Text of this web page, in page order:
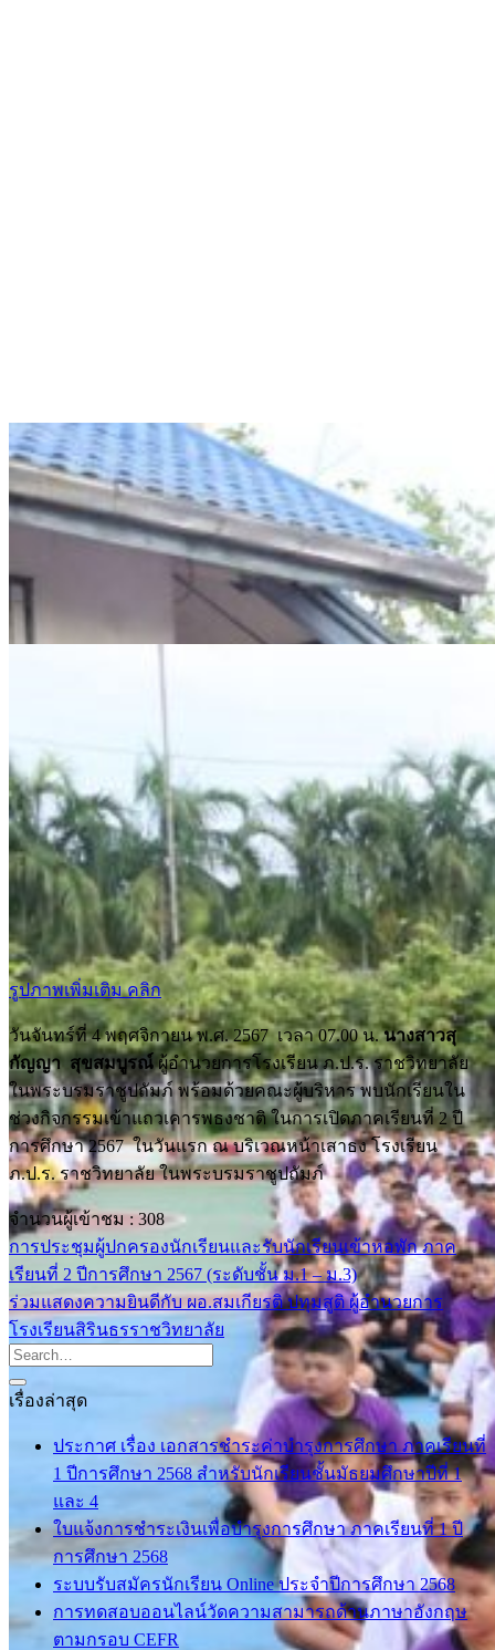
รูปภาพเพิ่มเติม คลิก
วันจันทร์ที่ 4 พฤศจิกายน พ.ศ. 2567 เวลา 07.00 น.นางสาวสุ
กัญญา สุขสมบูรณ์ผู้อำนวยการโรงเรียน ภ.ป.ร. ราชวิทยาลัย
ในพระบรมราชูปถัมภ์ พร้อมด้วยคณะผู้บริหาร พบนักเรียนใน
ช่วงกิจกรรมเข้าแถวเคารพธงชาติ ในการเปิดภาคเรียนที่ 2 ปี
การศึกษา 2567 ในวันแรก ณ บริเวณหน้าเสาธง โรงเรียน
ภ.ป.ร. ราชวิทยาลัย ในพระบรมราชูปถัมภ์
จำนวนผู้เข้าชม :308
การประชุมผู้ปกครองนักเรียนและรับนักเรียนเข้าหอพัก ภาค
เรียนที่ 2 ปีการศึกษา 2567 (ระดับชั้น ม.1 – ม.3)
ร่วมแสดงความยินดีกับ ผอ.สมเกียรติ ปทุมสูติ ผู้อำนวยการ
โรงเรียนสิรินธรราชวิทยาลัย
เรื่องล่าสุด
ประกาศ เรื่อง เอกสารชำระค่าบำรุงการศึกษา ภาคเรียนที่
1 ปีการศึกษา 2568 สำหรับนักเรียนชั้นมัธยมศึกษาปีที่ 1
และ 4
ใบแจ้งการชำระเงินเพื่อบำรุงการศึกษา ภาคเรียนที่ 1 ปี
การศึกษา 2568
ระบบรับสมัครนักเรียน Online ประจำปีการศึกษา 2568
การทดสอบออนไลน์วัดความสามารถด้านภาษาอังกฤษ
ตามกรอบ CEFR